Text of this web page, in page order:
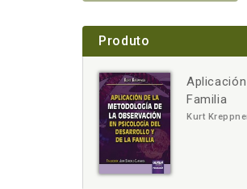
Produto
Familia
Kurt